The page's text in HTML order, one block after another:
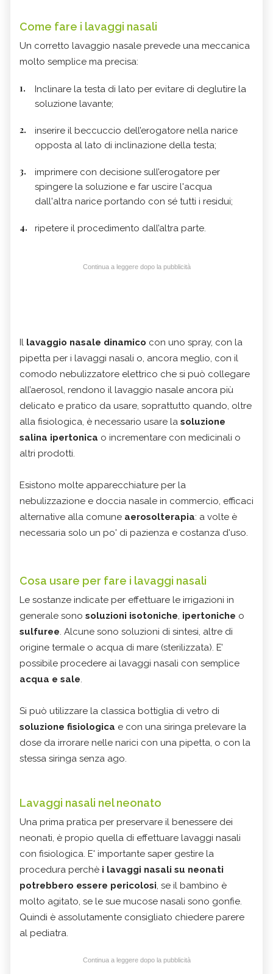
Come fare i lavaggi nasali
Un corretto lavaggio nasale prevede una meccanica
molto semplice ma precisa:
Inclinare la testa di lato per evitare di deglutire la
soluzione lavante;
inserire il beccuccio dell’erogatore nella narice
opposta al lato di inclinazione della testa;
imprimere con decisione sull’erogatore per
spingere la soluzione e far uscire l'acqua
dall'altra narice portando con sé tutti i residui;
ripetere il procedimento dall’altra parte.
Continua a leggere dopo la pubblicità
Il lavaggio nasale dinamico con uno spray, con la
pipetta per i lavaggi nasali o, ancora meglio, con il
comodo nebulizzatore elettrico che si può collegare
all’aerosol, rendono il lavaggio nasale ancora più
delicato e pratico da usare, soprattutto quando, oltre
alla fisiologica, è necessario usare la soluzione
salina ipertonica o incrementare con medicinali o
altri prodotti.
Esistono molte apparecchiature per la
nebulizzazione e doccia nasale in commercio, efficaci
alternative alla comune aerosolterapia: a volte è
necessaria solo un po' di pazienza e costanza d'uso.
Cosa usare per fare i lavaggi nasali
Le sostanze indicate per effettuare le irrigazioni in
generale sono soluzioni isotoniche, ipertoniche o
sulfuree. Alcune sono soluzioni di sintesi, altre di
origine termale o acqua di mare (sterilizzata). E’
possibile procedere ai lavaggi nasali con semplice
acqua e sale.
Si può utilizzare la classica bottiglia di vetro di
soluzione fisiologica e con una siringa prelevare la
dose da irrorare nelle narici con una pipetta, o con la
stessa siringa senza ago.
Lavaggi nasali nel neonato
Una prima pratica per preservare il benessere dei
neonati, è propio quella di effettuare lavaggi nasali
con fisiologica. E' importante saper gestire la
procedura perchè i lavaggi nasali su neonati
potrebbero essere pericolosi, se il bambino è
molto agitato, se le sue mucose nasali sono gonfie.
Quindi è assolutamente consigliato chiedere parere
al pediatra.
Continua a leggere dopo la pubblicità